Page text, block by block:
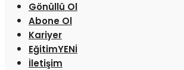
Gönüllü Ol
Abone Ol
Kariyer
Eğitim
İletişim